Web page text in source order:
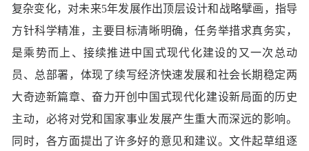
复杂变化，对未来5年发展作出顶层设计和战略擘画，指导
方针科学精准，主要目标清晰明确，任务举措求真务实，
是乘势而上、接续推进中国式现代化建设的又一次总动
员、总部署，体现了续写经济快速发展和社会长期稳定两
大奇迹新篇章、奋力开创中国式现代化建设新局面的历史
主动，必将对党和国家事业发展产生重大而深远的影响。
同时，各方面提出了许多好的意见和建议。文件起草组逐